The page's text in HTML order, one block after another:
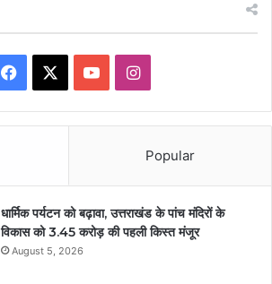
Facebook YouTubeInstagram
Popular
धार्मिक पर्यटन को बढ़ावा, उत्तराखंड के पांच मंदिरों के
विकास को 3.45 करोड़ की पहली किस्त मंजूर
August 5, 2026